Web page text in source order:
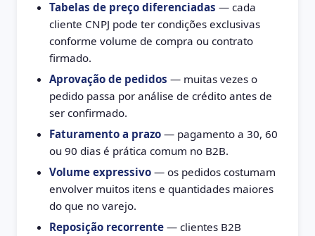
Tabelas de preço diferenciadas — cada
cliente CNPJ pode ter condições exclusivas
conforme volume de compra ou contrato
firmado.
Aprovação de pedidos — muitas vezes o
pedido passa por análise de crédito antes de
ser confirmado.
Faturamento a prazo — pagamento a 30, 60
ou 90 dias é prática comum no B2B.
Volume expressivo — os pedidos costumam
envolver muitos itens e quantidades maiores
do que no varejo.
Reposição recorrente — clientes B2B